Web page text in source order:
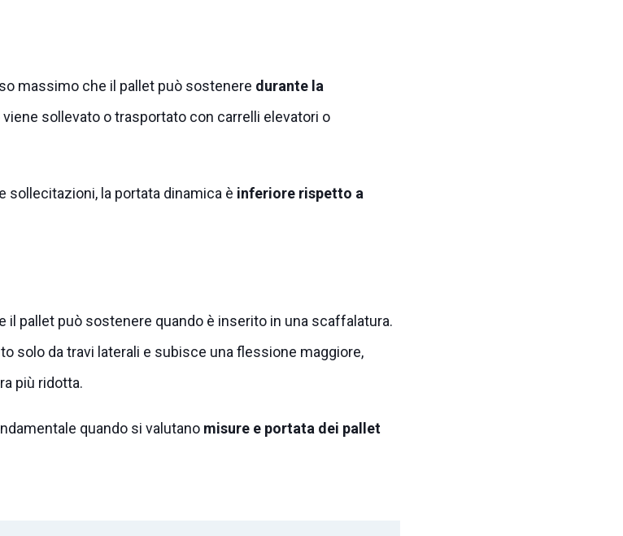
massimo che il pallet può sostenere durante la
sollevato o trasportato con carrelli elevatori o
sollecitazioni, la portata dinamica è inferiore rispetto a
il pallet può sostenere quando è inserito in una scaffalatura.
solo da travi laterali e subisce una flessione maggiore,
più ridotta.
ntale quando si valutano misure e portata dei pallet